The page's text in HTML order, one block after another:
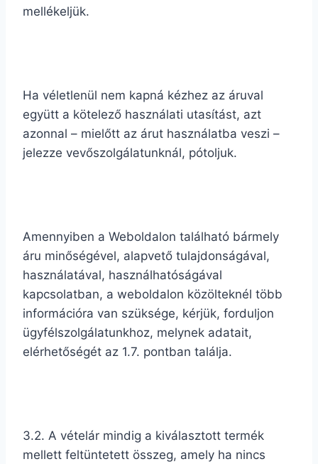
mellékeljük.
Ha véletlenül nem kapná kézhez az áruval
együtt a kötelező használati utasítást, azt
azonnal – mielőtt az árut használatba veszi –
jelezze vevőszolgálatunknál, pótoljuk.
Amennyiben a Weboldalon található bármely
áru minőségével, alapvető tulajdonságával,
használatával, használhatóságával
kapcsolatban, a weboldalon közölteknél több
információra van szüksége, kérjük, forduljon
ügyfélszolgálatunkhoz, melynek adatait,
elérhetőségét az 1.7. pontban találja.
3.2. A vételár mindig a kiválasztott termék
mellett feltüntetett összeg, amely ha nincs